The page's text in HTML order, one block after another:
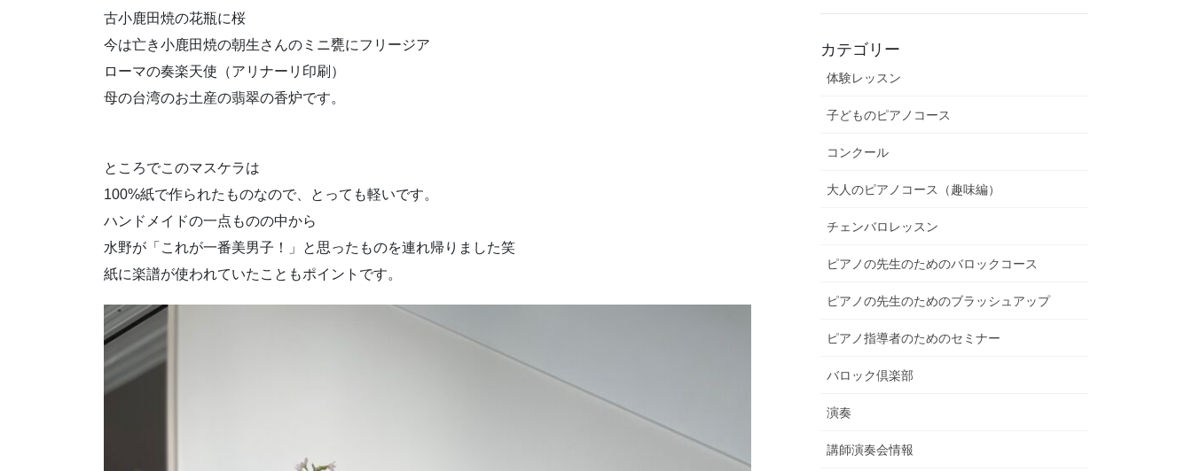
古小鹿田焼の花瓶に桜
今は亡き小鹿田焼の朝生さんのミニ甕にフリージア
ローマの奏楽天使（アリナーリ印刷）
母の台湾のお土産の翡翠の香炉です。
ところでこのマスケラは
100%紙で作られたものなので、とっても軽いです。
ハンドメイドの一点ものの中から
水野が「これが一番美男子！」と思ったものを連れ帰りました笑
紙に楽譜が使われていたこともポイントです。
カテゴリー
体験レッスン
子どものピアノコース
コンクール
大人のピアノコース（趣味編）
チェンバロレッスン
ピアノの先生のためのバロックコース
ピアノの先生のためのブラッシュアップ
ピアノ指導者のためのセミナー
バロック倶楽部
演奏
講師演奏会情報